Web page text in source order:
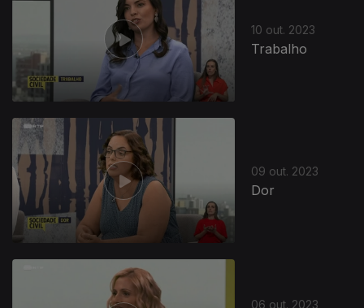
10 out. 2023
Trabalho
09 out. 2023
Dor
06 out. 2023